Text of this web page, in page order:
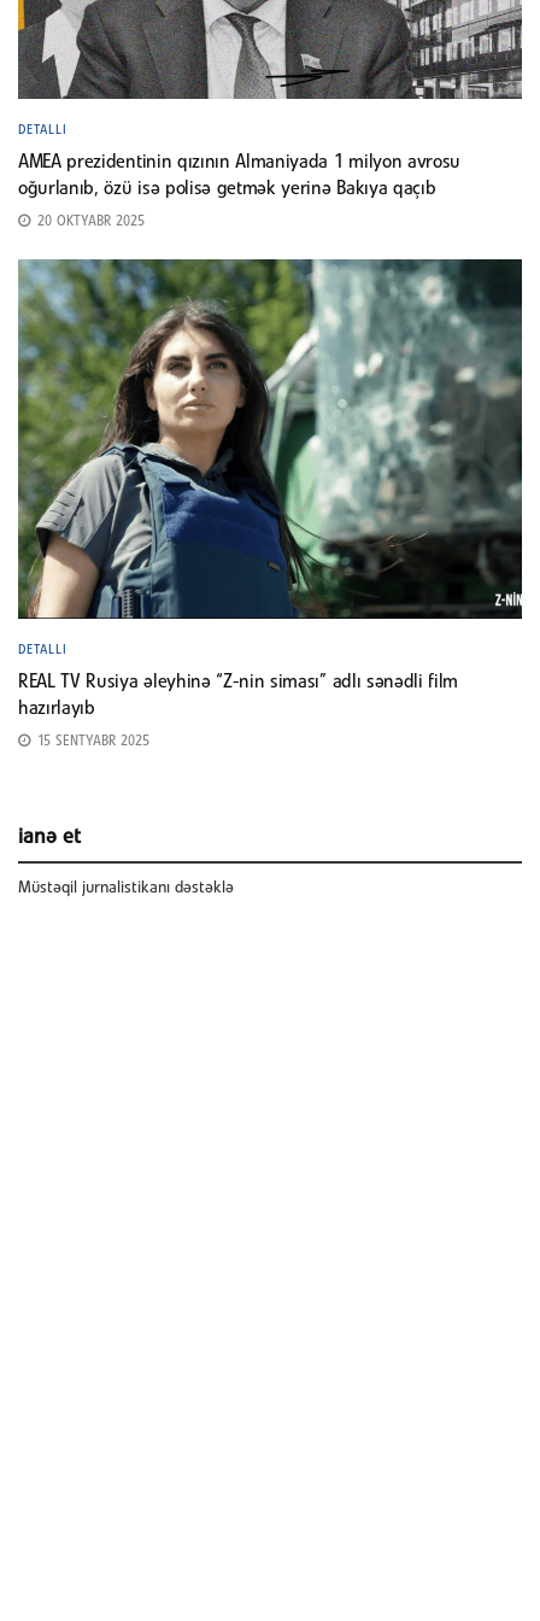
DETALLI
AMEA prezidentinin qızının Almaniyada 1 milyon avrosu
oğurlanıb, özü isə polisə getmək yerinə Bakıya qaçıb
20 OKTYABR 2025
DETALLI
REAL TV Rusiya əleyhinə “Z-nin siması” adlı sənədli film
hazırlayıb
15 SENTYABR 2025
ianə et
Müstəqil jurnalistikanı dəstəklə